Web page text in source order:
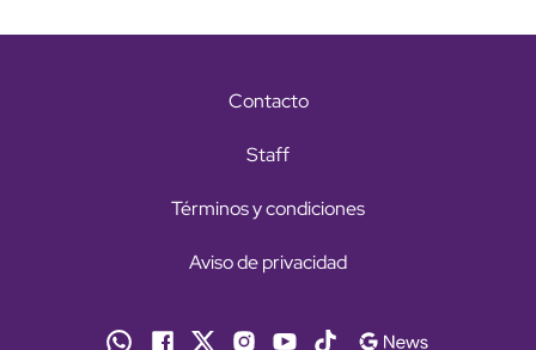
Contacto
Staff
Términos y condiciones
Aviso de privacidad